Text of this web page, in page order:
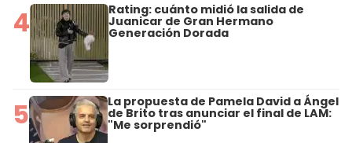
4 Rating: cuánto midió la salida de
Juanicar de Gran Hermano
Generación Dorada
5 La propuesta de Pamela David a Ángel
de Brito tras anunciar el final de LAM:
"Me sorprendió"